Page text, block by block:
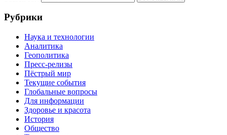
Рубрики
Наука и технологии
Аналитика
Геополитика
Пресс-релизы
Пёстрый мир
Текущие события
Глобальные вопросы
Для информации
Здоровье и красота
История
Общество